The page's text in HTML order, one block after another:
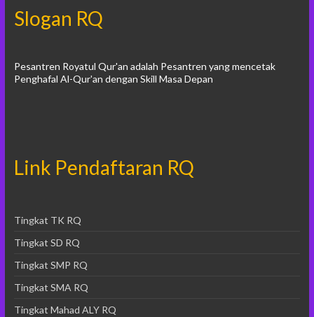
Slogan RQ
Pesantren Royatul Qur'an adalah Pesantren yang mencetak
Penghafal Al-Qur'an dengan Skill Masa Depan
Link Pendaftaran RQ
Tingkat TK RQ
Tingkat SD RQ
Tingkat SMP RQ
Tingkat SMA RQ
Tingkat Mahad ALY RQ